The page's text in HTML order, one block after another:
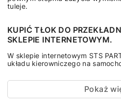
tuleje.
KUPIĆ TŁOK DO
SKLEPIE INTERNETOWYM.
W sklepie internetowym STS
układu kierowniczego na
Pokaż